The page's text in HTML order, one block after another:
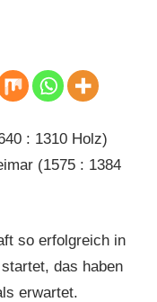
: 1310 Holz)
(1575 : 1384
so erfolgreich in
das haben
erwartet.